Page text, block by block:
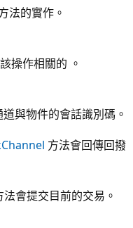
法的實作。
操作相關的 。
與物件的會話識別碼。
方法會回傳回撥
法會提交目前的交易。